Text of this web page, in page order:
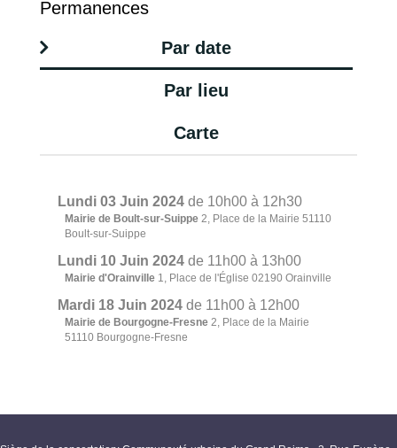
Permanences
Par date
Par lieu
Carte
Lundi 03 Juin 2024 de 10h00 à 12h30
Mairie de Boult-sur-Suippe 2, Place de la Mairie 51110
Boult-sur-Suippe
Lundi 10 Juin 2024 de 11h00 à 13h00
Mairie d'Orainville 1, Place de l'Église 02190 Orainville
Mardi 18 Juin 2024 de 11h00 à 12h00
Mairie de Bourgogne-Fresne 2, Place de la Mairie
51110 Bourgogne-Fresne